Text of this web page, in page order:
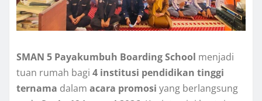
SMAN 5 Payakumbuh Boarding School menjadi
tuan rumah bagi 4 institusi pendidikan tinggi
ternama dalam acara promosi yang berlangsung